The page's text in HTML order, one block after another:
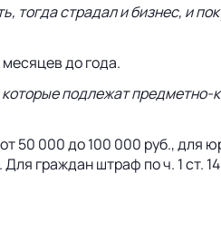
страдал и бизнес, и
до года.
которые подлежатпредметно-
50 000 до 100 000 руб., для
граждан штраф по ч. 1 ст.